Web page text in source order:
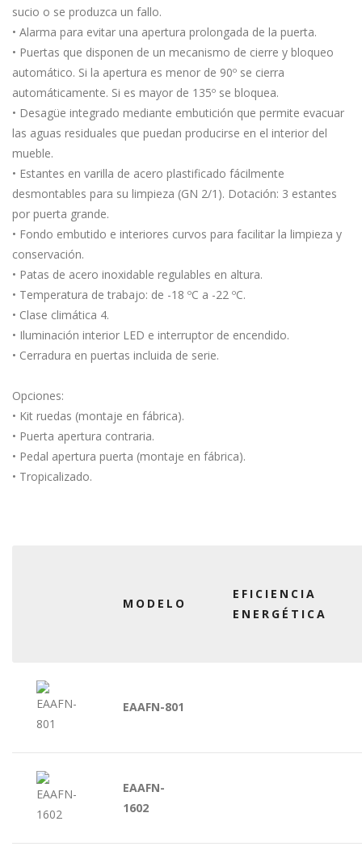
sucio o se produzca un fallo.
• Alarma para evitar una apertura prolongada de la puerta.
• Puertas que disponen de un mecanismo de cierre y bloqueo
automático. Si la apertura es menor de 90º se cierra
automáticamente. Si es mayor de 135º se bloquea.
• Desagüe integrado mediante embutición que permite evacuar
las aguas residuales que puedan producirse en el interior del
mueble.
• Estantes en varilla de acero plastificado fácilmente
desmontables para su limpieza (GN 2/1). Dotación: 3 estantes
por puerta grande.
• Fondo embutido e interiores curvos para facilitar la limpieza y
conservación.
• Patas de acero inoxidable regulables en altura.
• Temperatura de trabajo: de -18 ºC a -22 ºC.
• Clase climática 4.
• Iluminación interior LED e interruptor de encendido.
• Cerradura en puertas incluida de serie.
Opciones:
• Kit ruedas (montaje en fábrica).
• Puerta apertura contraria.
• Pedal apertura puerta (montaje en fábrica).
• Tropicalizado.
MODELO
EFICIENCIA
ENERGÉTICA
EAAFN-801
EAAFN-
1602